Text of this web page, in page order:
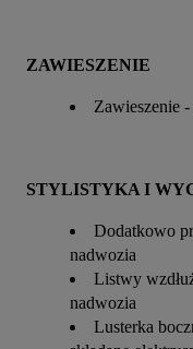
ZAWIESZENIE
Zawieszenie
STYLISTYKA I
Dodatkowo
nadwozia
Listwy
nadwozia
Lusterka